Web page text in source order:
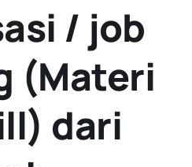
/ job
(Materi
dari